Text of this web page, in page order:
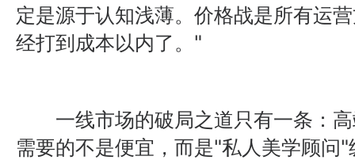
定是源于认知浅薄。价格战是所有运
经打到成本以内了。"
一线市场的破局之道只有一条：高
需要的不是便宜，而是"私人美学顾问